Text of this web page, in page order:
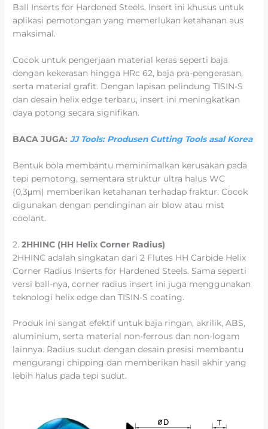
Ball Inserts for Hardened Steels. Insert ini khusus untuk
aplikasi pemotongan yang memerlukan ketahanan aus
maksimal.
Cocok untuk pengerjaan material keras seperti baja
dengan kekerasan hingga HRc 62, baja pra-pengerasan,
serta material grafit. Dengan lapisan pelindung TISIN-S
dan desain helix edge terbaru, insert ini meningkatkan
daya potong secara signifikan.
BACA JUGA:JJ Tools: Produsen Cutting Tools asal Korea
Bentuk bola membantu meminimalkan kerusakan pada
tepi pemotong, sementara struktur ultra halus WC
(0,3μm) memberikan ketahanan terhadap fraktur. Cocok
digunakan dengan pendinginan air blow atau mist
coolant.
2.2HHINC (HH Helix Corner Radius)
2HHINC adalah singkatan dari 2 Flutes HH Carbide Helix
Corner Radius Inserts for Hardened Steels. Sama seperti
versi ball-nya, corner radius insert ini juga menggunakan
teknologi helix edge dan TISIN-S coating.
Produk ini sangat efektif untuk baja ringan, akrilik, ABS,
aluminium, serta material non-ferrous dan non-logam
lainnya. Radius sudut dengan desain presisi membantu
mengurangi chipping dan memberikan hasil akhir yang
lebih halus pada tepi sudut.